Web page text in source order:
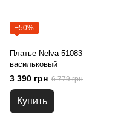
−50%
Платье Nelva 51083
васильковый
3 390 грн 6 779 грн
Купить